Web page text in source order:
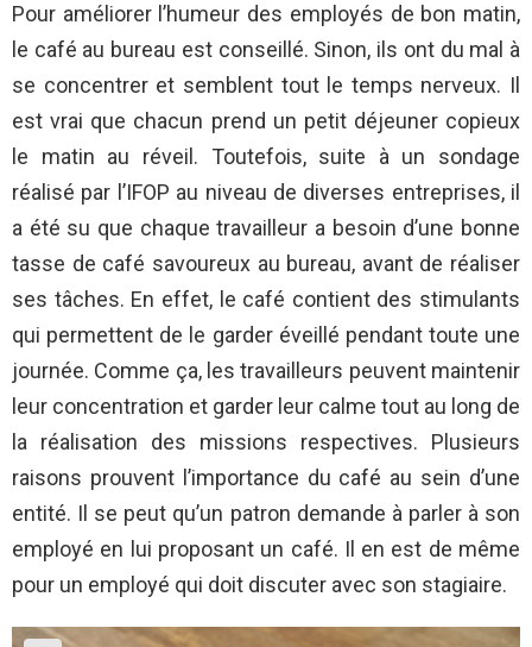
Pour améliorer l’humeur des employés de bon matin,
le café au bureau est conseillé. Sinon, ils ont du mal à
se concentrer et semblent tout le temps nerveux. Il
est vrai que chacun prend un petit déjeuner copieux
le matin au réveil. Toutefois, suite à un sondage
réalisé par l’IFOP au niveau de diverses entreprises, il
a été su que chaque travailleur a besoin d’une bonne
tasse de café savoureux au bureau, avant de réaliser
ses tâches. En effet, le café contient des stimulants
qui permettent de le garder éveillé pendant toute une
journée. Comme ça, les travailleurs peuvent maintenir
leur concentration et garder leur calme tout au long de
la réalisation des missions respectives. Plusieurs
raisons prouvent l’importance du café au sein d’une
entité. Il se peut qu’un patron demande à parler à son
employé en lui proposant un café. Il en est de même
pour un employé qui doit discuter avec son stagiaire.